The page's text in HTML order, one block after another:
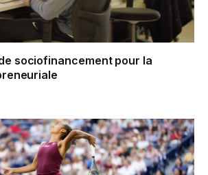
sociofinancement pour la